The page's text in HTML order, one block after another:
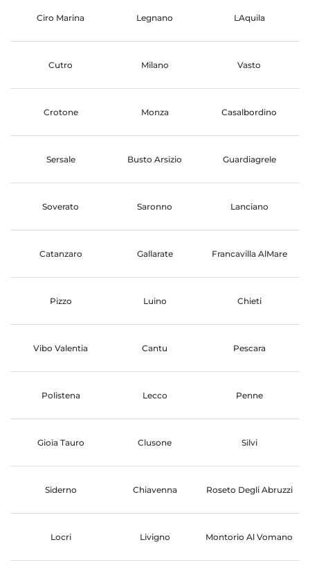
Ciro Marina Legnano LAquila
Cutro Milano Vasto
Crotone Monza Casalbordino
Sersale Busto Arsizio Guardiagrele
Soverato Saronno Lanciano
Catanzaro Gallarate Francavilla AlMare
Pizzo Luino Chieti
Vibo Valentia Cantu Pescara
Polistena Lecco Penne
Gioia Tauro Clusone Silvi
Siderno Chiavenna Roseto Degli Abruzzi
Locri Livigno Montorio Al Vomano